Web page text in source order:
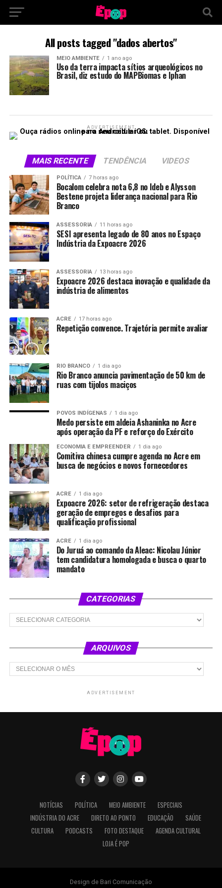
All posts tagged "dados abertos"
MEIO AMBIENTE 1 ano ago
Uso da terra impacta sítios arqueológicos no
Brasil, diz estudo do MAPBiomas e Iphan
ADVERTISEMENT
MAIS RECENTE TENDÊNCIA VIDEOS
POLÍTICA 7 horas ago
Bocalom celebra nota 6,8 no Ideb e Alysson
Bestene projeta liderança nacional para Rio
Branco
ASSESSORIA 11 horas ago
SESI apresenta legado de 80 anos no Espaço
Indústria da Expoacre 2026
ASSESSORIA 13 horas ago
Expoacre 2026 destaca inovação e qualidade da
indústria de alimentos
ACRE 17 horas ago
Repetição convence. Trajetória permite avaliar
RIO BRANCO 1 dia ago
Rio Branco anuncia pavimentação de 50 km de
ruas com tijolos maciços
POVOS INDÍGENAS 1 dia ago
Medo persiste em aldeia Ashaninka no Acre
após operação da PF e reforço do Exército
ECONOMIA E EMPREENDER 1 dia ago
Comitiva chinesa cumpre agenda no Acre em
busca de negócios e novos fornecedores
ACRE 1 dia ago
Expoacre 2026: setor de refrigeração destaca
geração de empregos e desafios para
qualificação profissional
ACRE 1 dia ago
Do Juruá ao comando da Aleac: Nicolau Júnior
tem candidatura homologada e busca o quarto
mandato
CATEGORIAS
Categorias
ARQUIVOS
Arquivos
ADVERTISEMENT
NOTÍCIAS POLÍTICA MEIO AMBIENTE
ESPECIAIS
INDÚSTRIA DO ACRE
DIRETO AO PONTO EDUCAÇÃO
SAÚDE
CULTURA
PODCASTS FOTO DESTAQUE
AGENDA CULTURAL
LOJA É POP
Design de Bari Comunicação